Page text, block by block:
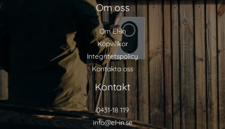
Om oss
Om El-In
Köpvillkor
Integritetspolicy
Kontakta oss
Kontakt
0431-18 119
info@el-in.se